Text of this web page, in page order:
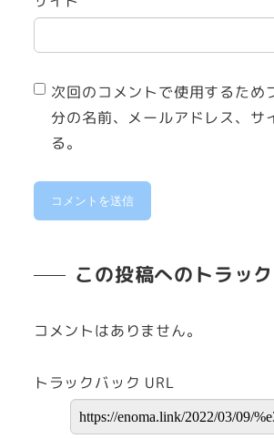
次回のコメントで使用するため
分の名前、メールアドレス、サ
る。
この投稿へのトラッ
コメントはありません。
トラックバック URL